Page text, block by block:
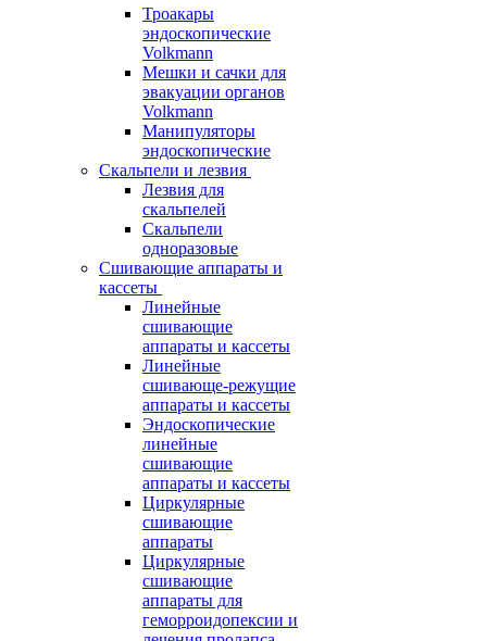
Троакары
эндоскопические
Volkmann
Мешки и сачки для
эвакуации органов
Volkmann
Манипуляторы
эндоскопические
Скальпели и лезвия
Лезвия для
скальпелей
Скальпели
одноразовые
Сшивающие аппараты и
кассеты
Линейные
сшивающие
аппараты и кассеты
Линейные
сшивающе-режущие
аппараты и кассеты
Эндоскопические
линейные
сшивающие
аппараты и кассеты
Циркулярные
сшивающие
аппараты
Циркулярные
сшивающие
аппараты для
геморроидопексии и